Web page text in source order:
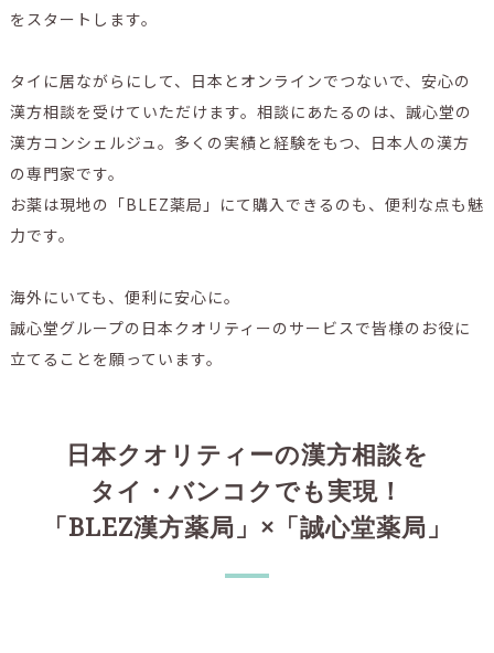
をスタートします。
タイに居ながらにして、日本とオンラインでつないで、安心の
漢方相談を受けていただけます。相談にあたるのは、誠心堂の
漢方コンシェルジュ。多くの実績と経験をもつ、日本人の漢方
の専門家です。
お薬は現地の「BLEZ薬局」にて購入できるのも、便利な点も魅
力です。
海外にいても、便利に安心に。
誠心堂グループの日本クオリティーのサービスで皆様のお役に
立てることを願っています。
日本クオリティーの漢方相談を
タイ・バンコクでも実現！
「BLEZ漢方薬局」×「誠心堂薬局」